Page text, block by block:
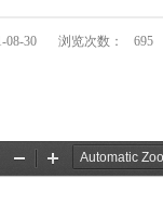
08-30 浏览次数： 695